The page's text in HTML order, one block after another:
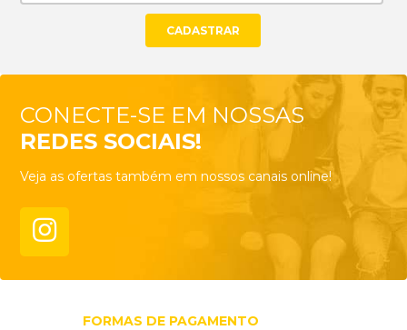
CONECTE-SE EM NOSSAS
REDES SOCIAIS!
Veja as ofertas também em nossos canais online!
FORMAS DE PAGAMENTO